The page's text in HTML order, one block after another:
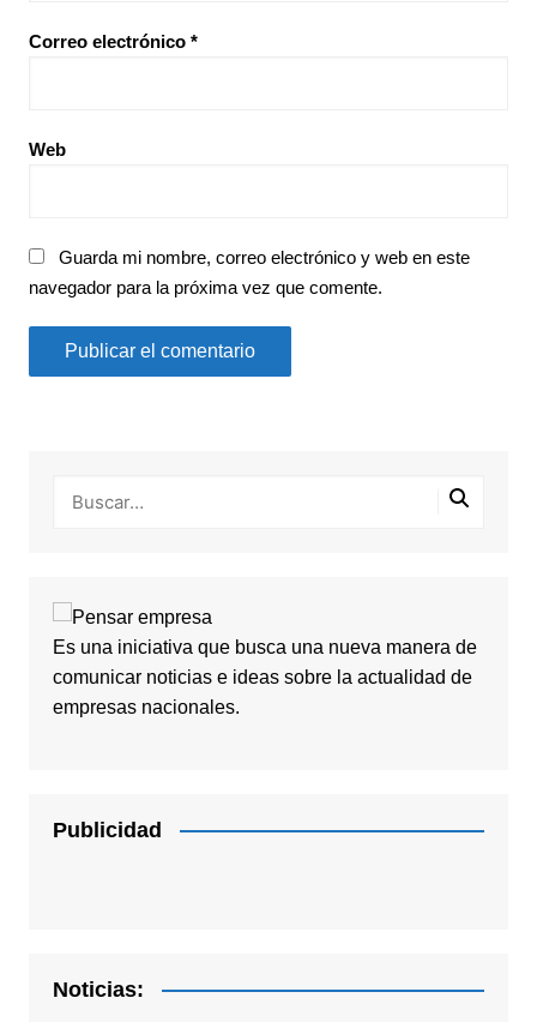
Correo electrónico *
Web
Guarda mi nombre, correo electrónico y web en este
navegador para la próxima vez que comente.
Es una iniciativa que busca una nueva manera de
comunicar noticias e ideas sobre la actualidad de
empresas nacionales.
Publicidad
Noticias: